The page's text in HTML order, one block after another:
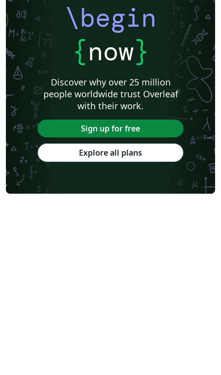
\begin
{now}
Discover why over 25 million
people worldwide trust Overleaf
with their work.
Sign up for free
Explore all plans